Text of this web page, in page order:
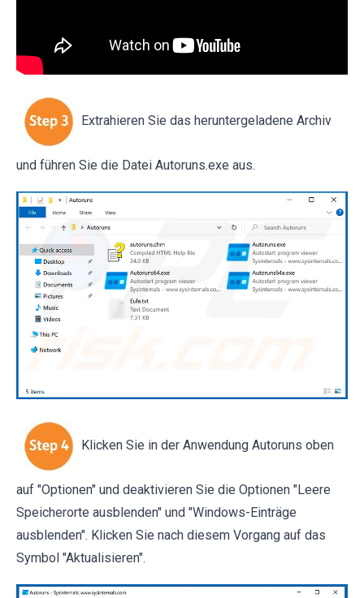
Extrahieren Sie das heruntergeladene Archiv
und führen Sie die Datei Autoruns.exe aus.
Klicken Sie in der Anwendung Autoruns oben
auf "Optionen" und deaktivieren Sie die Optionen "Leere
Speicherorte ausblenden" und "Windows-Einträge
ausblenden". Klicken Sie nach diesem Vorgang auf das
Symbol "Aktualisieren".